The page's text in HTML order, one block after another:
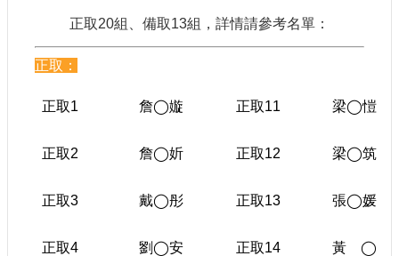
正取20組、備取13組，詳情請參考名單：
正取：
正取1 詹◯嫙 正取11 梁◯愷
正取2 詹◯妡 正取12 梁◯筑
正取3 戴◯彤 正取13 張◯媛
正取4 劉 ◯安 正取14 黃 ◯